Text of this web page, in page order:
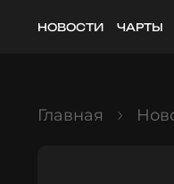
НОВОСТИ ЧАРТЫ
Главная